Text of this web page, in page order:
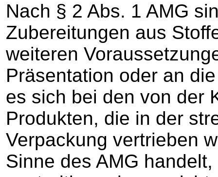
Nach § 2 Abs. 1 AMG
Zubereitungen aus
weiteren
Präsentation oder an
es sich bei den von der
Produkten, die in der
Verpackung vertrieben
Sinne des AMG